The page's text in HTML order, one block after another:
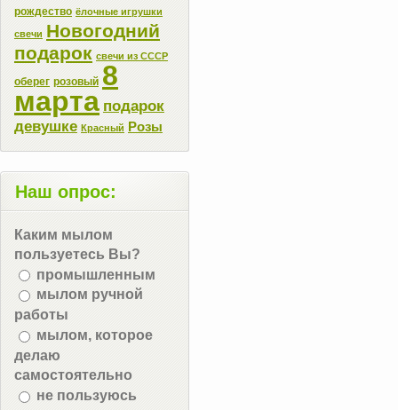
рождество ёлочные игрушки
свечи Новогодний
подарок свечи из СССР
оберег розовый 8
марта подарок
девушке Красный Розы
Наш опрос:
Каким мылом
пользуетесь Вы?
промышленным
мылом ручной
работы
мылом, которое
делаю
самостоятельно
не пользуюсь